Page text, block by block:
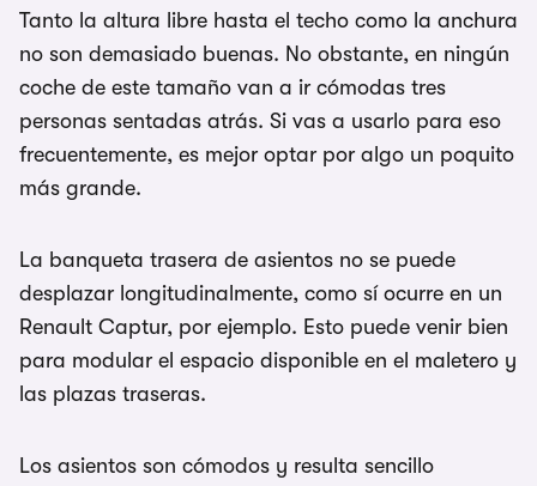
Tanto la altura libre hasta el techo como la anchura
no son demasiado buenas. No obstante, en ningún
coche de este tamaño van a ir cómodas tres
personas sentadas atrás. Si vas a usarlo para eso
frecuentemente, es mejor optar por algo un poquito
más grande.
La banqueta trasera de asientos no se puede
desplazar longitudinalmente, como sí ocurre en un
Renault Captur, por ejemplo. Esto puede venir bien
para modular el espacio disponible en el maletero y
las plazas traseras.
Los asientos son cómodos y resulta sencillo